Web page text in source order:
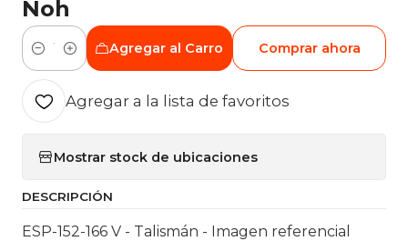
Noh
Cantidad
Agregar al Carro Comprar ahora
Agregar a la lista de favoritos
Mostrar stock de ubicaciones
DESCRIPCIÓN
ESP-152-166 V - Talismán - Imagen referencial